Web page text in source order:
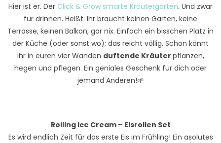
Hier ist er. Der Click & Grow smarte Kräutergarten. Und zwar
für drinnen. Heißt: Ihr braucht keinen Garten, keine
Terrasse, keinen Balkon, gar nix. Einfach ein bisschen Platz in
der Küche (oder sonst wo); das reicht völlig. Schon könnt
ihr in euren vier Wänden duftende Kräuter pflanzen,
hegen und pflegen. Ein geniales Geschenk für dich oder
jemand Anderen!🌱
Rolling Ice Cream – Eisrollen Set
Es wird endlich Zeit für das erste Eis im Frühling! Ein asolutes